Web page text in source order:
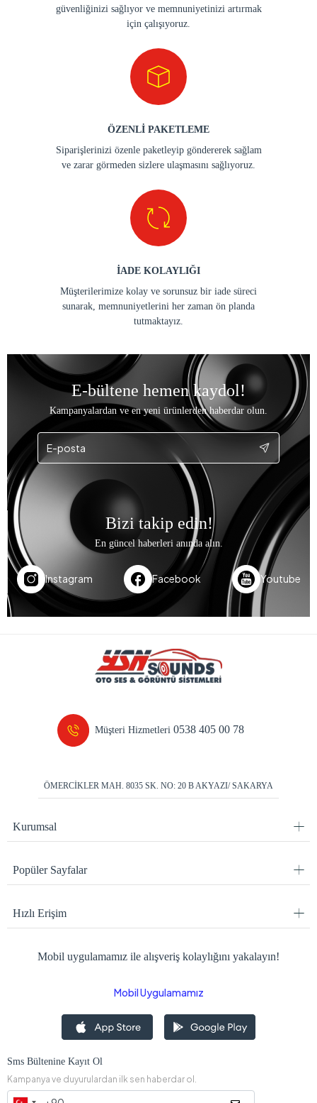
güvenliğinizi sağlıyor ve memnuniyetinizi artırmak
için çalışıyoruz.
ÖZENLİ PAKETLEME
Siparişlerinizi özenle paketleyip göndererek sağlam
ve zarar görmeden sizlere ulaşmasını sağlıyoruz.
İADE KOLAYLIĞI
Müşterilerimize kolay ve sorunsuz bir iade süreci
sunarak, memnuniyetlerini her zaman ön planda
tutmaktayız.
E-bültene hemen kaydol!
Kampanyalardan ve en yeni ürünlerden haberdar olun.
Bizi takip edin!
En güncel haberleri anında alın.
Instagram Facebook Youtube
Müşteri Hizmetleri0538 405 00 78
ÖMERCİKLER MAH. 8035 SK. NO: 20 B AKYAZI/ SAKARYA
Kurumsal
Popüler Sayfalar
Hızlı Erişim
Mobil uygulamamız ile alışveriş kolaylığını yakalayın!
Mobil Uygulamamız
Sms Bültenine Kayıt Ol
Kampanya ve duyurulardan ilk sen haberdar ol.